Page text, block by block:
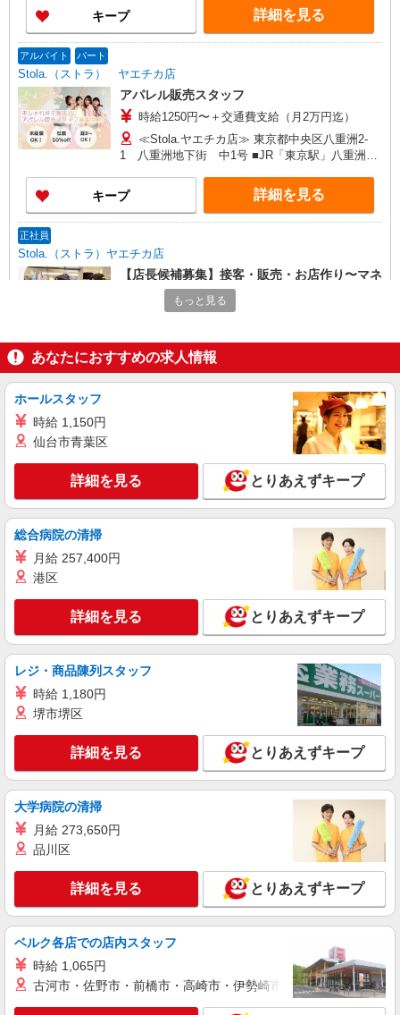
央口(約2分) ■東京(ＪＲ東北新幹線)八重洲中央口
(約2分)
キープ 詳細を見る
アルバイト パート
Stola.（ストラ） ヤエチカ店
アパレル販売スタッフ
時給1250円〜＋交通費支給（月2万円迄）
≪Stola.ヤエチカ店≫ 東京都中央区八重洲2-
1 八重洲地下街 中1号 ■JR「東京駅」八重洲地
キープ 詳細を見る
正社員
Stola.（ストラ）ヤエチカ店
【店長候補募集】接客・販売・お店作り〜マネ
ジメントまでお任せします◎
未経験：月給243,800円〜400,000円 経験者
270,000円〜 ★固定残業手当：30,800円（月給に
含む） ※経験・能力考慮 ※固定残業時間は1ヶ月
3万円まで交通費支給 ※試用期間（2〜3ヶ月）も
制手当／住宅手当（実家外かつ賃貸の場合のみ別
途支給）※試用期間明けから支給／特別手当 ※手
当の種類はエリアにより異なります。詳細は面接
時にお尋ねください。
≪ヤエチカ店≫ 東京都中央区八重洲2-1 八重洲
地下街 中1号
キープ 詳細を見る
アルバイト パート
LOUNIE（ルーニィ） 銀座店
アパレル販売スタッフ
時給1250円〜＋交通費支給（月2万円迄）
≪LOUNIE 銀座店≫ 東京都中央区銀座8-8-5
陽栄銀座ビル1F ■JR/東京メトロ「新橋」駅、東京
メトロ「銀座」駅より徒歩7分
詳細を見る
Stola.（ストラ）西銀座店
【店長候補募集】接客・販売・お店作り〜マネ
未経験：月給243,800円〜400,000円 経験者
（店長候補）：月給300,000円〜 ※試用期間中は
270,000円〜 ★固定残業手当：30,800円（月給に
含む） ※経験・能力考慮 ※固定残業時間は1ヶ月
あたり20時間、超過時は追加で残業手当支給 ※月
3万円まで交通費支給 ※試用期間（2〜3ヶ月）も
制手当／住宅手当（実家外かつ賃貸の場合のみ別
途支給）※試用期間明けから支給／特別手当 ※手
当の種類はエリアにより異なります。詳細は面接
≪西銀座店≫ 東京都中央区銀座4-1 西銀座1F
キープ 詳細を見る
アルバイト パート
Stola.（ストラ） 西銀座店
時給1250円〜＋交通費支給（月2万円迄）
≪Stola.西銀座店≫ 東京都中央区銀座4-1 西銀
座1F ■JR「有楽町駅」銀座口より徒歩3分、東京
メトロ「銀座駅」C5・C7出口直結
キープ 詳細を見る
もっと見る
あなたにおすすめの求人情報
ホールスタッフ
時給 1,150円
仙台市青葉区
詳細を見る とりあえずキープ
総合病院の清掃
月給 257,400円
港区
詳細を見る とりあえずキープ
レジ・商品陳列スタッフ
時給 1,180円
堺市堺区
詳細を見る とりあえずキープ
大学病院の清掃
月給 273,650円
品川区
詳細を見る とりあえずキープ
ベルク各店での店内スタッフ
時給 1,065円
古河市・佐野市・前橋市・高崎市・伊勢崎市・太田市・館林市